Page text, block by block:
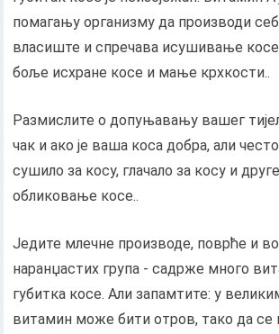
помагању организму да производи
власиште и спречава исушивање
боље исхране косе и мање крхкости..
Размислите о допуњавању вашег
чак и ако је ваша коса добра, али
сушило за косу, глачало за косу и
обликовање косе..
Једите млечне производе, поврће и
наранџастих група - садрже много
губитка косе. Али запамтите: у
витамин може бити отров, тако да се